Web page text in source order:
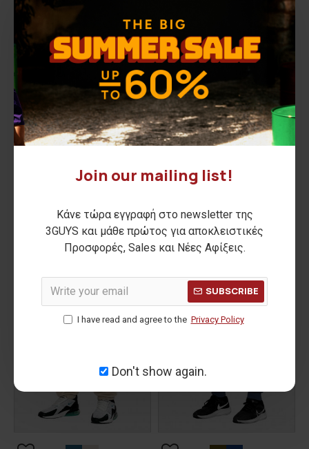
Join our mailing list!
Κάνε τώρα εγγραφή στο newsletter της
3GUYS και μάθε πρώτος για αποκλειστικές
Προσφορές, Sales και Νέες Αφίξεις.
SUBSCRIBE
I have read and agree to the Privacy Policy
Don't show again.
30,00€
20,00€
-36 %